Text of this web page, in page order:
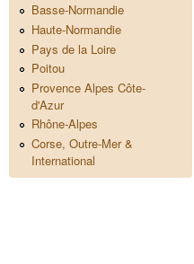
Basse-Normandie
Haute-Normandie
Pays de la Loire
Poitou
Provence Alpes Côte-
d'Azur
Rhône-Alpes
Corse, Outre-Mer &
International